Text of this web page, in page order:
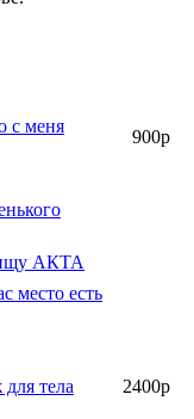
с меня
900р
ищу АКТА
место есть
тела 2400р